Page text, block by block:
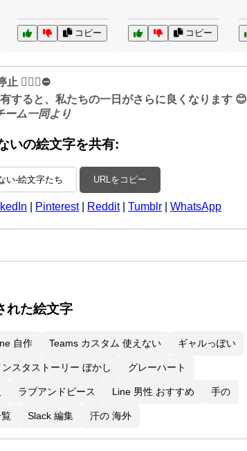
コピー コピー
止 ✋🏻🛑⛔️
すると、私たちの一日がさらに良くなります 😊
ム一同より
いの絵文字を共有:
URLをコピー
Pinterest| Reddit| Tumblr WhatsApp
れた絵文字
自作 Teams カスタム 使えない ギャルっぽい
ンスタストーリー ぼかし グレーハート
ラブアンドピース Line 男性 おすすめ 手の
Slack 編集 汗の 海外